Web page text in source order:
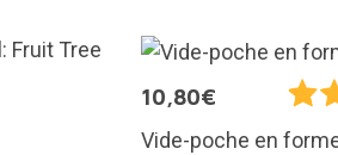
10,80€
Vide-poche en